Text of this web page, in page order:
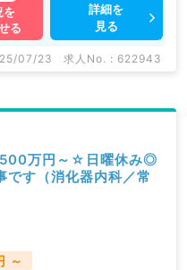
報以外にも産業医等の
求人内容の詳細等は
を
る
詳細を
見る
07/23 求人No. : 622943
万円～☆日曜休み◎
です（消化器内科／常
～